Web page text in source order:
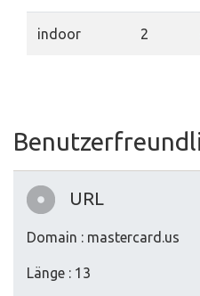
indoor 2
URL
Domain : mastercard.us
Länge : 13